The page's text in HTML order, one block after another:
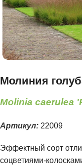
Молиния
Molinia caerulea
Артикул: 22009
Эффектный сорт
соцветиями-